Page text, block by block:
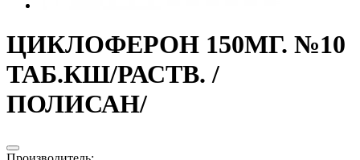
ЦИКЛОФЕРОН 150МГ. №10
ТАБ.КШ/РАСТВ. /
ПОЛИСАН/